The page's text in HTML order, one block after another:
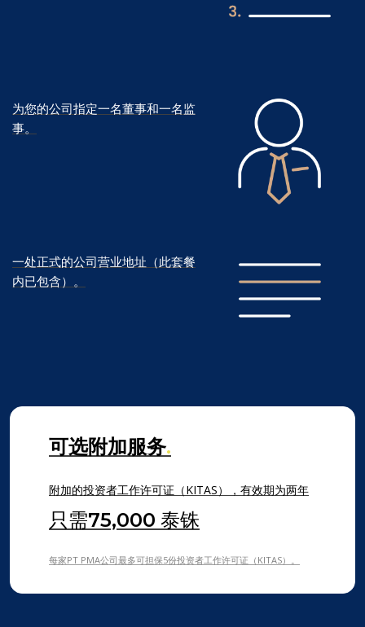
为您的公司指定一名董事和一名监
事。
一处正式的公司营业地址（此套餐
内已包含）。
可选附加服务.
附加的投资者工作许可证（KITAS），有效期为两年
只需75,000 泰铢
每家PT PMA公司最多可担保5份投资者工作许可证（KITAS）。